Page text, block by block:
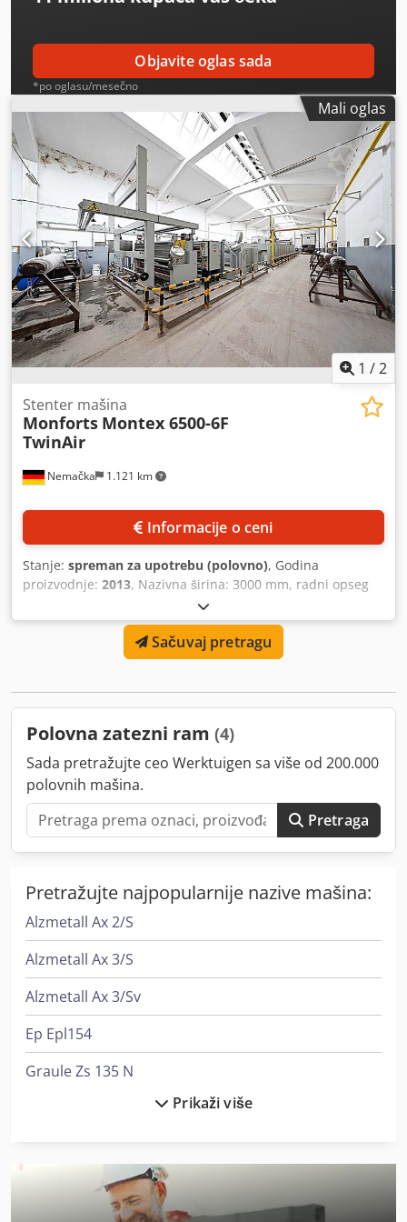
Objavite oglas sada
*po oglasu/mesečno
Mali oglas
1 /2
Nemačka 1.121 km
Stenter mašina
Monforts Montex 6500-6F
TwinAir
Informacije o ceni
Stanje: spreman za upotrebu (polovno), Godina
proizvodnje: 2013, Nazivna širina: 3000 mm, radni opseg
širine: 600 mm-2800 mm, slojeva: 1, broj komora: 6, grejni
sistem: gas, dovod vazduha: gore/dole, maksimalna radna
brzina: 100 m/min, raspored lanca: horizontalan, rashladni
cilindar: 2, foulard: dvovaljni Matex 6000, ventilator za
inspekcija na licu mesta. Djdpfjyhqb Tjx Ah Asck
Sačuvaj pretragu
Polovna zatezni ram (4)
Sada pretražujte ceo Werktuigen sa više od 200.000
polovnih mašina.
Pretraga
Pretražujte najpopularnije nazive mašina:
Alzmetall Ax 2/S
Alzmetall Ax 3/S
Alzmetall Ax 3/Sv
Ep Epl154
Graule Zs 135 N
Graule Zs 85 N
Prikaži više